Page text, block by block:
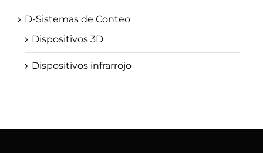
D-Sistemas de Conteo
Dispositivos 3D
Dispositivos infrarrojo